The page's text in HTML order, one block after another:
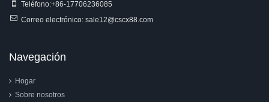
Teléfono:+86-17706236085
Correo electrónico: sale12@cscx88.com
Navegación
Hogar
Sobre nosotros